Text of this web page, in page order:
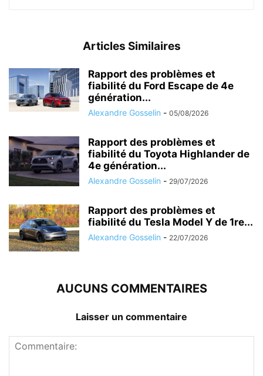
Articles Similaires
Rapport des problèmes et
fiabilité du Ford Escape de 4e
génération...
Alexandre Gosselin - 05/08/2026
Rapport des problèmes et
fiabilité du Toyota Highlander de
4e génération...
Alexandre Gosselin - 29/07/2026
Rapport des problèmes et
fiabilité du Tesla Model Y de 1re...
Alexandre Gosselin - 22/07/2026
AUCUNS COMMENTAIRES
Laisser un commentaire